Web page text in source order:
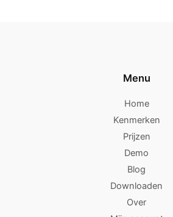
Menu
Home
Kenmerken
Prijzen
Demo
Blog
Downloaden
Over